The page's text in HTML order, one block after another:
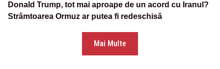
Donald Trump, tot mai aproape de un acord cu Iranul?
Strâmtoarea Ormuz ar putea fi redeschisă
Mai Multe